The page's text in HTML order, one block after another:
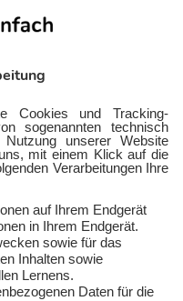
Gewerbegas
Über uns
Auszeichnungen
Presse und Downloads